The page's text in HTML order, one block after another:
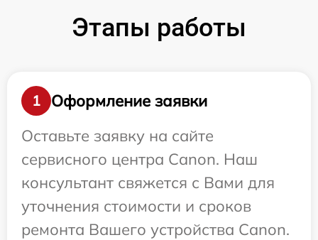
Этапы работы
1
Оформление заявки
Оставьте заявку на сайте
сервисного центра Canon. Наш
консультант свяжется с Вами для
уточнения стоимости и сроков
ремонта Вашего устройства Canon.